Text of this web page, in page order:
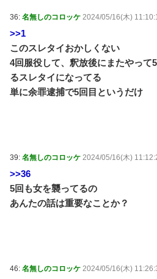
友人「子供の頃、誕生日とク
にされて本当に嫌だった！」と
結婚式と入籍を誕生日と同じ日
愚痴は何だったんだよ！？ / おま
03:19)
【同人ヱロゲ】勝つとヱロイ
のもなあというのはヱロゲーに
36: 名無しのコロッケ 2024/05/16(木)
>>1
このスレタイおかしくない
4回服役して、釈放後にまたやって
るスレタイになってる
単に余罪逮捕で5回目というだけ
39: 名無しのコロッケ 2024/05/16(木)
>>36
5回も女を襲ってるの
あんたの話は重要なことか？
46: 名無しのコロッケ 2024/05/16(木)